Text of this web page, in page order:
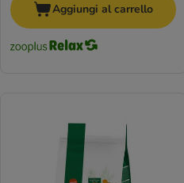
Aggiungi al carrello